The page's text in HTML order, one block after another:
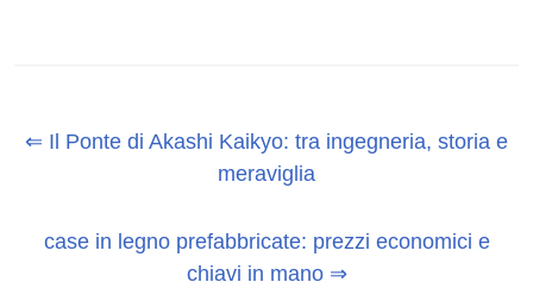
⇐ Il Ponte di Akashi Kaikyo: tra ingegneria, storia e
meraviglia
case in legno prefabbricate: prezzi economici e
chiavi in mano ⇒